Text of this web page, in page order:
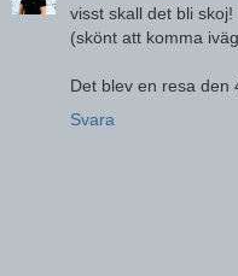
visst skall det bli skoj!
(skönt att komma
Det blev en resa den
Svara